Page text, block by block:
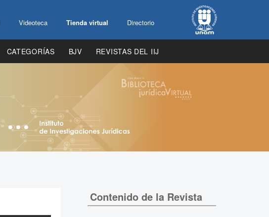
Videoteca Tienda virtual Directorio
CATEGORÍAS BJV REVISTAS DEL IIJ
Contenido de la Revista